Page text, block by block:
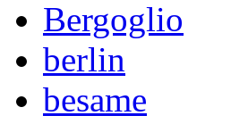
Bergoglio
berlin
besame